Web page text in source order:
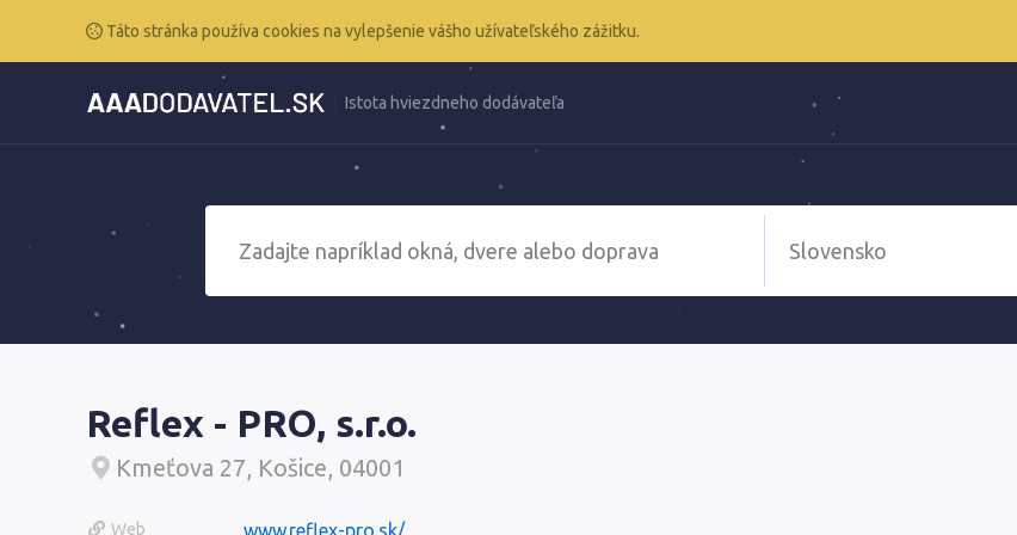
Táto stránka používa cookies na vylepšenie vášho užívateľského zážitku.
Istota hviezdneho dodávateľa
Reflex - PRO, s.r.o.
Kmeťova 27, Košice, 04001
Web www.reflex-pro.sk/